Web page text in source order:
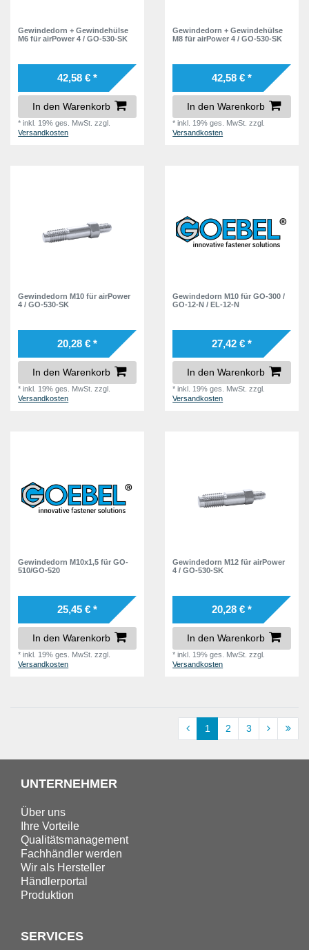
Gewindedorn + Gewindehülse
M6 für airPower 4 / GO-530-SK
42,58 € *
In den Warenkorb
*inkl. 19% ges. MwSt. zzgl.
Versandkosten
Gewindedorn + Gewindehülse
M8 für airPower 4 / GO-530-SK
42,58 € *
In den Warenkorb
*inkl. 19% ges. MwSt. zzgl.
Versandkosten
Gewindedorn M10 für airPower
4 / GO-530-SK
20,28 € *
In den Warenkorb
*inkl. 19% ges. MwSt. zzgl.
Versandkosten
Gewindedorn M10 für GO-300 /
GO-12-N / EL-12-N
27,42 € *
In den Warenkorb
*inkl. 19% ges. MwSt. zzgl.
Versandkosten
Gewindedorn M10x1,5 für GO-
510/GO-520
25,45 € *
In den Warenkorb
*inkl. 19% ges. MwSt. zzgl.
Versandkosten
Gewindedorn M12 für airPower
4 / GO-530-SK
20,28 € *
In den Warenkorb
*inkl. 19% ges. MwSt. zzgl.
Versandkosten
1 2 3
UNTERNEHMER
Über uns
Ihre Vorteile
Qualitätsmanagement
Fachhändler werden
Wir als Hersteller
Händlerportal
Produktion
SERVICES